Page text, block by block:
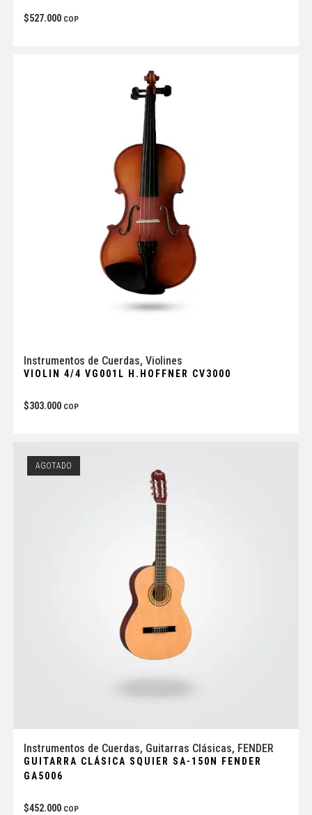
$527.000 COP
Instrumentos de Cuerdas, Violines
VIOLIN 4/4 VG001L H.HOFFNER CV3000
$303.000 COP
AGOTADO
Instrumentos de Cuerdas, Guitarras Clásicas, FENDER
GUITARRA CLÁSICA SQUIER SA-150N FENDER
GA5006
$452.000 COP